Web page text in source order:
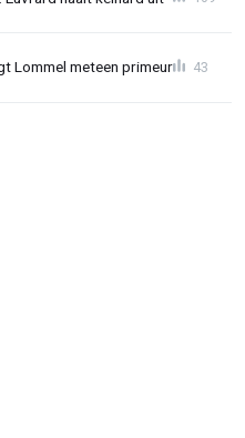
Lommel meteen primeur 43